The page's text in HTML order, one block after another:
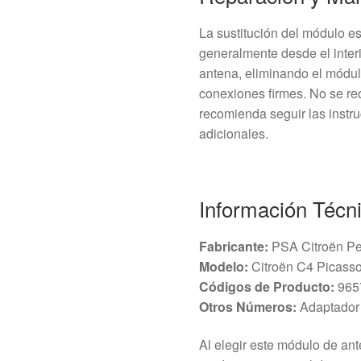
La sustitución del módulo
generalmente desde el
antena, eliminando el
conexiones firmes. No se
recomienda seguir las
adicionales.
Información
Fabricante: PSA Citroën
Modelo: Citroën C4
Códigos de Producto:
Otros Números:
Al elegir este módulo de